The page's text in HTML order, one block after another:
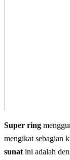
Super ring
mengikat sebagian
sunat ini adalah